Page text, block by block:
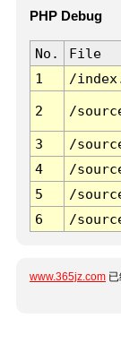
PHP Debug
No. File
1
/
2 /
3 /
4
/
5
/
6
/
www.365jz.com